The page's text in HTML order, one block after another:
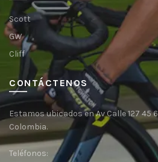
Scott
GW
Cliff
CONTÁCTENOS
Estamos ubicados en Av Calle 127 45 61
Colombia.
Teléfonos: